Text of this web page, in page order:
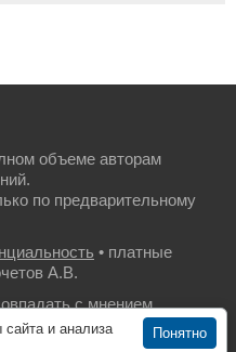
объеме авторам
по предварительному
• платные
А.В.
с мнением
Понятно
и анализа